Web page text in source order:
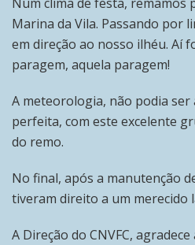
Marina da Vila. Passando por
em direção ao nosso ilhéu. Aí
paragem, aquela paragem!
A meteorologia, não podia ser
perfeita, com este excelente
do remo.
No final, após a manutenção
tiveram direito a um merecido
A Direção do CNVFC,